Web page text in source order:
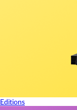
Editions